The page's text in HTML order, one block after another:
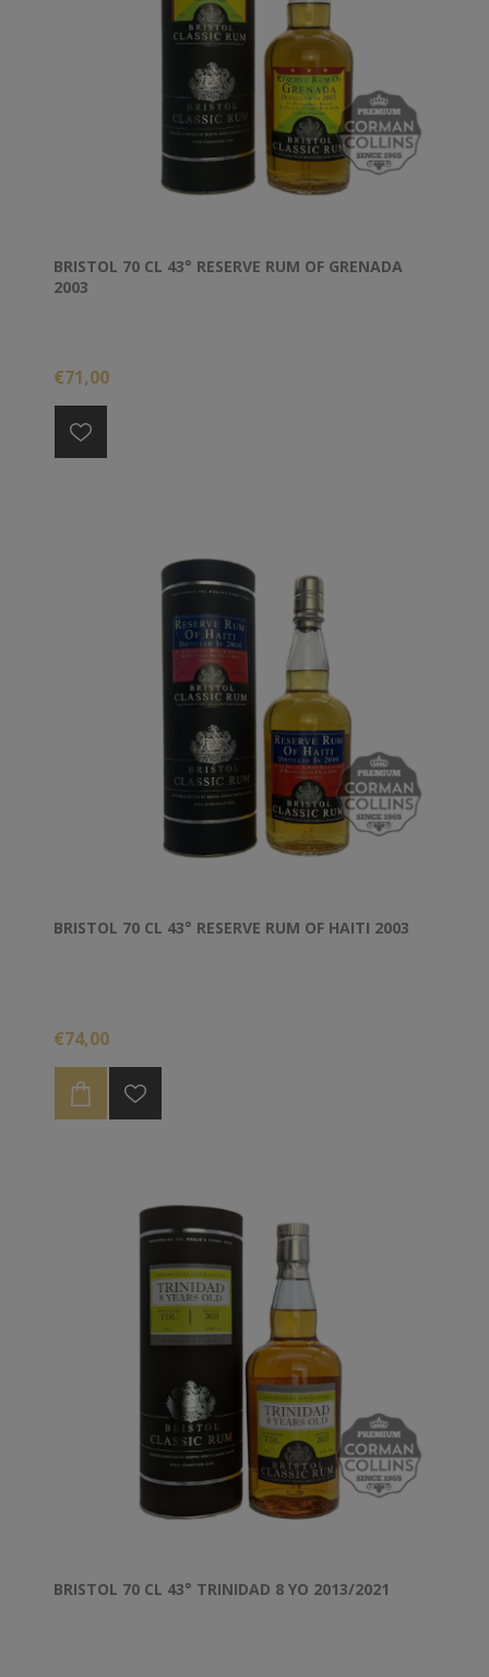
BRISTOL 70 CL 43° RESERVE RUM OF GRENADA
2003
€71,00
BRISTOL 70 CL 43° RESERVE RUM OF HAITI 2003
€74,00
BRISTOL 70 CL 43° TRINIDAD 8 YO 2013/2021